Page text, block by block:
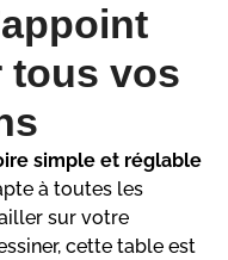
tous vos
simple et réglable
à toutes les
sur votre
cette table est